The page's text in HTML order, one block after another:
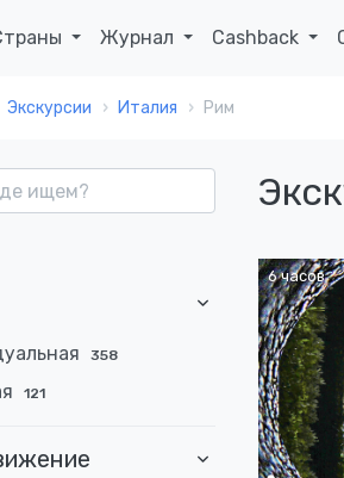
Журнал Cashback
Экскурсии Италия Рим
358
121
6 часов